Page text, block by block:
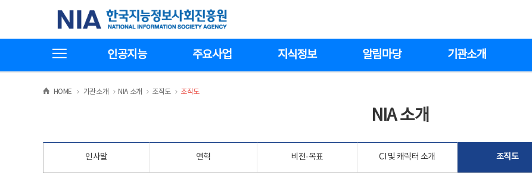
기
한국지능정보사회진흥원
인공지능 주요사업 지식정보 알림마당 기관소개
HOME >
기관소개 >NIA 소개 >
조직도 >
조직도
NIA 소개
인사말 연혁 비전·목표 CI 및 캐릭터 소개 조직도